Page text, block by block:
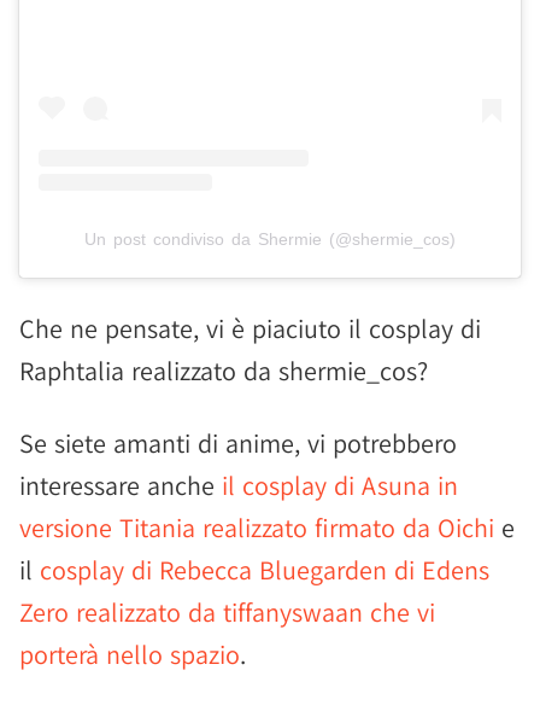
Un post condiviso da Shermie (@shermie_cos)
Che ne pensate, vi è piaciuto il cosplay di
Raphtalia realizzato da shermie_cos?
Se siete amanti di anime, vi potrebbero
interessare anche il cosplay di Asuna in
versione Titania realizzato firmato da Oichi e
il cosplay di Rebecca Bluegarden di Edens
Zero realizzato da tiffanyswaan che vi
porterà nello spazio.